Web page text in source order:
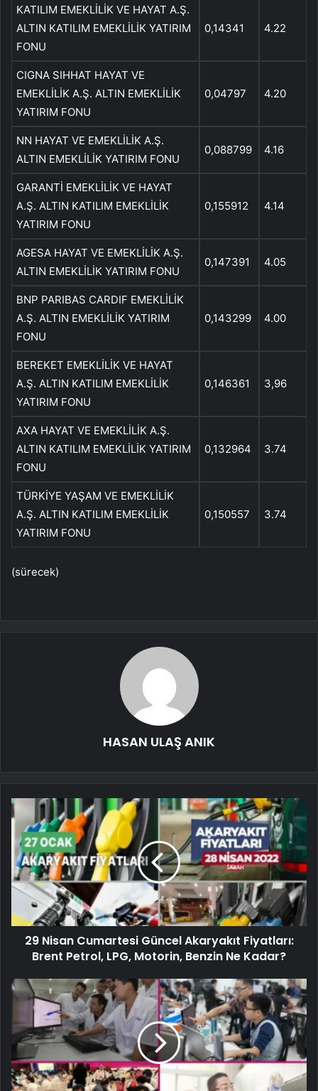
KATILIM EMEKLİLİK VE HAYAT A.Ş.
ALTIN ​​KATILIM EMEKLİLİK YATIRIM
FONU
0,14341 4.22
CIGNA SIHHAT HAYAT VE
EMEKLİLİK A.Ş. ALTIN ​​EMEKLİLİK
YATIRIM FONU
0,04797 4.20
NN HAYAT VE EMEKLİLİK A.Ş.
ALTIN ​​EMEKLİLİK YATIRIM FONU
0,088799 4.16
GARANTİ EMEKLİLİK VE HAYAT
A.Ş. ALTIN ​​KATILIM EMEKLİLİK
YATIRIM FONU
0,155912 4.14
AGESA HAYAT VE EMEKLİLİK A.Ş.
ALTIN ​​EMEKLİLİK YATIRIM FONU
0,147391 4.05
BNP PARIBAS CARDIF EMEKLİLİK
A.Ş. ALTIN ​​EMEKLİLİK YATIRIM
FONU
0,143299 4.00
BEREKET EMEKLİLİK VE HAYAT
A.Ş. ALTIN ​​KATILIM EMEKLİLİK
YATIRIM FONU
0,146361 3,96
AXA HAYAT VE EMEKLİLİK A.Ş.
ALTIN ​​KATILIM EMEKLİLİK YATIRIM
FONU
0,132964 3.74
TÜRKİYE YAŞAM VE EMEKLİLİK
A.Ş. ALTIN ​​KATILIM EMEKLİLİK
YATIRIM FONU
0,150557 3.74
(sürecek)
HASAN ULAŞ ANIK
29 Nisan Cumartesi Güncel Akaryakıt Fiyatları:
Brent Petrol, LPG, Motorin, Benzin Ne Kadar?